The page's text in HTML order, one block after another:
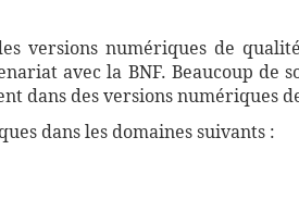
versions numériques de
avec la BNF. Beaucoup de
dans des versions numériques
dans les domaines suivants :